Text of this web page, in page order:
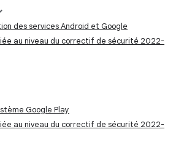
des services Android et Google
au niveau du correctif de sécurité 2022-
Google Play
au niveau du correctif de sécurité 2022-